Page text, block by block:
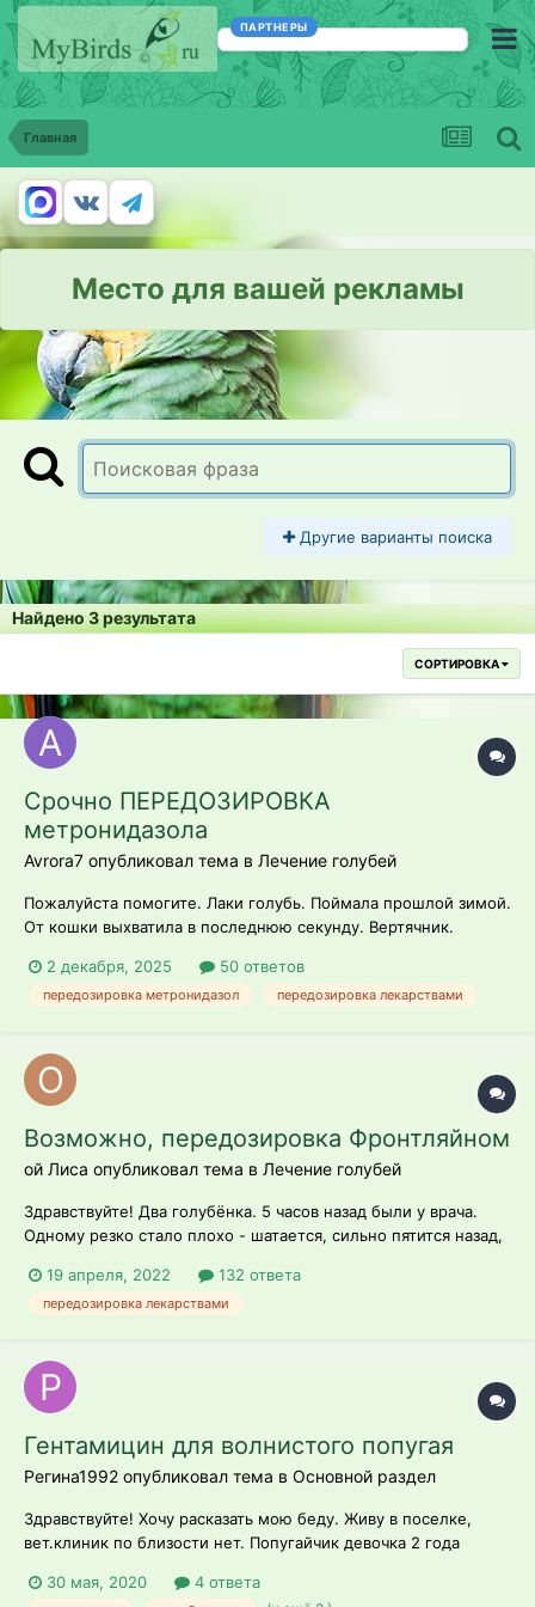
ПАРТНЕРЫ
Главная
Место для вашей рекламы
Другие варианты поиска
Найдено 3 результата
СОРТИРОВКА
Срочно ПЕРЕДОЗИРОВКА
метронидазола
Avrora7 опубликовал тема в Лечение голубей
Пожалуйста помогите. Лаки голубь. Поймала прошлой зимой.
От кошки выхватила в последнюю секунду. Вертячник.
Сегодня утром дала двойную дозу. То, что предназначалось
другому голубю ему дала и его порцию дала. Дома б...
2 декабря, 2025 50 ответов
передозировка метронидазол передозировка лекарствами
Возможно, передозировка Фронтляйном
ой Лиса опубликовал тема в Лечение голубей
Здравствуйте! Два голубёнка. 5 часов назад были у врача.
Одному резко стало плохо - шатается, сильно пятится назад,
месяц, и нас выписали, как выздоровевшего (осталось
только Кальций Борглюконат пропить и Кетофен для
19 апреля, 2022 132 ответа
передозировка лекарствами
Гентамицин для волнистого попугая
Регина1992 опубликовал тема в Основной раздел
Здравствуйте! Хочу расказать мою беду. Живу в поселке,
вет.клиник по близости нет. Попугайчик девочка 2 года
нахохленная была. Я обратилась к орнитологу. Нашла его
30 мая, 2020 4 ответа